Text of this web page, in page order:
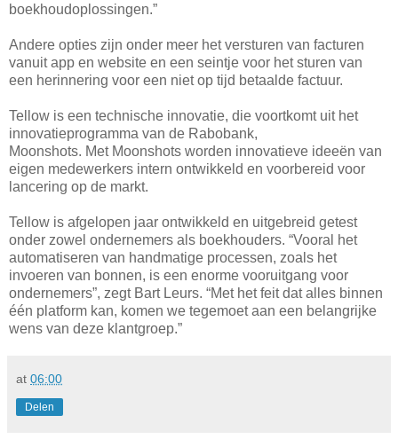
boekhoudoplossingen.”
Andere opties zijn onder meer het versturen van facturen
vanuit app en website en een seintje voor het sturen van
een herinnering voor een niet op tijd betaalde factuur.
Tellow is een technische innovatie, die voortkomt uit het
innovatieprogramma van de Rabobank,
Moonshots. Met Moonshots worden innovatieve ideeën van
eigen medewerkers intern ontwikkeld en voorbereid voor
lancering op de markt.
Tellow is afgelopen jaar ontwikkeld en uitgebreid getest
onder zowel ondernemers als boekhouders. “Vooral het
automatiseren van handmatige processen, zoals het
invoeren van bonnen, is een enorme vooruitgang voor
ondernemers”, zegt Bart Leurs. “Met het feit dat alles binnen
één platform kan, komen we tegemoet aan een belangrijke
wens van deze klantgroep.”
at 06:00
Delen